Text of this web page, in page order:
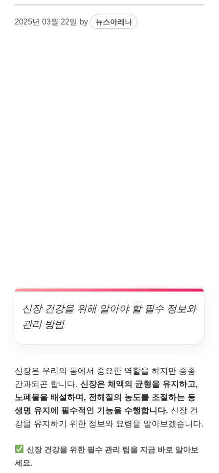
2025년 03월 22일 by 뉴스아레나
신장 건강을 위해 알아야 할 필수 정보와
관리 방법
신장은 우리의 몸에서 중요한 역할을 하지만 종종
간과되곤 합니다. 신장은 체액의 균형을 유지하고,
노폐물을 배설하며, 전해질의 농도를 조절하는 등
생명 유지에 필수적인 기능을 수행합니다. 신장 건
강을 유지하기 위한 정보와 요령을 알아보겠습니다.
신장 건강을 위한 필수 관리 팁을 지금 바로 알아보
세요.